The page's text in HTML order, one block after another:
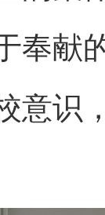
奉献
意识